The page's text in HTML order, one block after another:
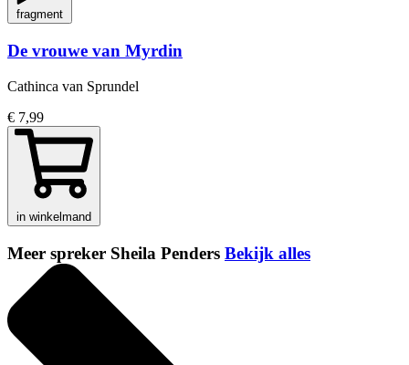
fragment
De vrouwe van Myrdin
Cathinca van Sprundel
€ 7,99
in winkelmand
Meer spreker Sheila Penders Bekijk alles